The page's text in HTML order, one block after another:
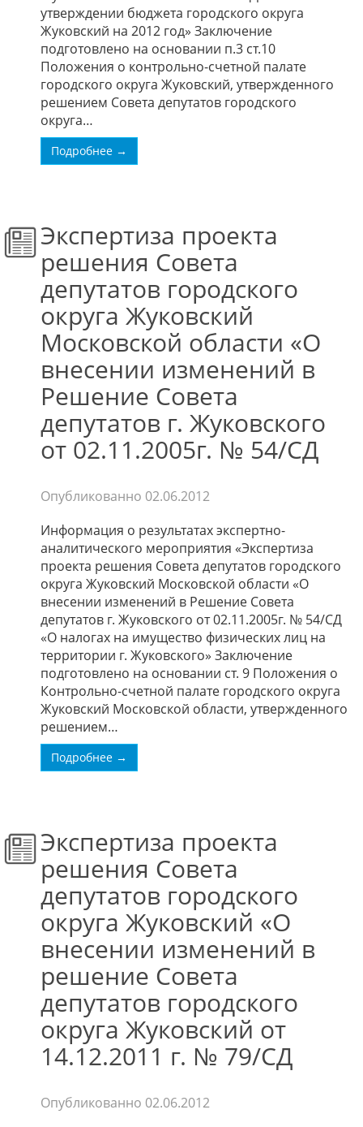
утверждении бюджета городского округа
Жуковский на 2012 год» Заключение
подготовлено на основании п.3 ст.10
Положения о контрольно-счетной палате
городского округа Жуковский, утвержденного
решением Совета депутатов городского
округа…
Подробнее →
Экспертиза проекта
решения Совета
депутатов городского
округа Жуковский
Московской области «О
внесении изменений в
Решение Совета
депутатов г. Жуковского
от 02.11.2005г. № 54/СД
Опубликованно 02.06.2012
Информация о результатах экспертно-
аналитического мероприятия «Экспертиза
проекта решения Совета депутатов городского
округа Жуковский Московской области «О
внесении изменений в Решение Совета
депутатов г. Жуковского от 02.11.2005г. № 54/СД
«О налогах на имущество физических лиц на
территории г. Жуковского» Заключение
подготовлено на основании ст. 9 Положения о
Контрольно-счетной палате городского округа
Жуковский Московской области, утвержденного
решением…
Подробнее →
Экспертиза проекта
решения Совета
депутатов городского
округа Жуковский «О
внесении изменений в
решение Совета
депутатов городского
округа Жуковский от
14.12.2011 г. № 79/СД
Опубликованно 02.06.2012